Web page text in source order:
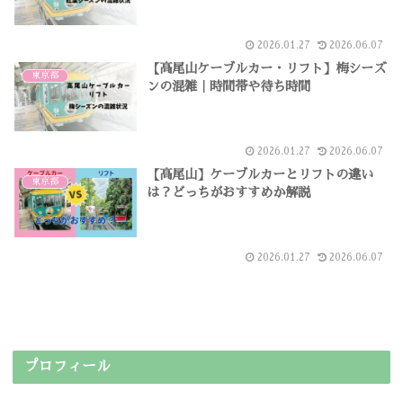
2026.01.27 2026.06.07
東京都
【高尾山ケーブルカー・リフト】梅シーズ
ンの混雑｜時間帯や待ち時間
2026.01.27 2026.06.07
東京都
【高尾山】ケーブルカーとリフトの違い
は？どっちがおすすめか解説
2026.01.27 2026.06.07
プロフィール